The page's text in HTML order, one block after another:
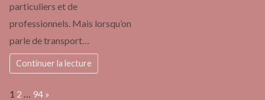
particuliers et de
professionnels. Mais lorsqu’on
parle de transport…
Continuer la lecture
Page:
1 2 94 Next
»